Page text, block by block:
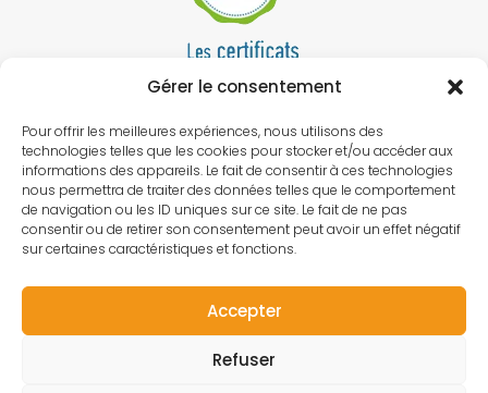
Gérer le consentement
Pour offrir les meilleures expériences, nous utilisons des
technologies telles que les cookies pour stocker et/ou accéder aux
informations des appareils. Le fait de consentir à ces technologies
nous permettra de traiter des données telles que le comportement
de navigation ou les ID uniques sur ce site. Le fait de ne pas
consentir ou de retirer son consentement peut avoir un effet négatif
sur certaines caractéristiques et fonctions.
Accepter
Refuser
Conception web-Mentions Légales